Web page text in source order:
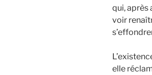
qui, après
voir
elle